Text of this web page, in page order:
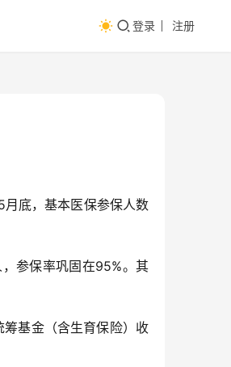
登录 注册
底，基本医保参保人数
参保率巩固在95%。其
基金（含生育保险）收